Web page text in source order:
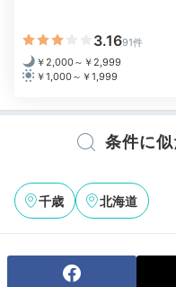
3.1691件
￥2,000～￥2,999
￥1,000～￥1,999
条件に
千歳 北海道